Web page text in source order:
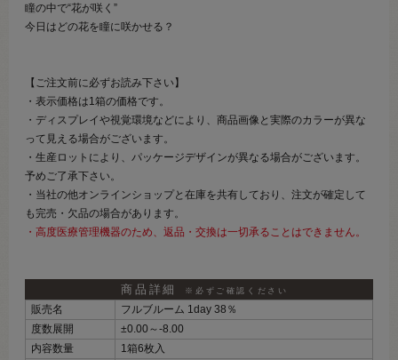
瞳の中で“花が咲く”
今日はどの花を瞳に咲かせる？
【ご注文前に必ずお読み下さい】
・表示価格は1箱の価格です。
・ディスプレイや視覚環境などにより、商品画像と実際のカラーが異な
って見える場合がございます。
・生産ロットにより、パッケージデザインが異なる場合がございます。
予めご了承下さい。
・当社の他オンラインショップと在庫を共有しており、注文が確定して
も完売・欠品の場合があります。
・高度医療管理機器のため、返品・交換は一切承ることはできません。
商品詳細 ※必ずご確認ください
販売名
フルブルーム 1day 38％
度数展開
±0.00～‐8.00
内容数量
1箱6枚入